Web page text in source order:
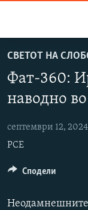
на
содржината
Оди
главната
на
СВЕТ
ВИЗУЕЛНО
ВЕСТИ
ШТО ТРЕБА ДА
ПРИЈАВИ СЕ ЗА
СВЕТОТ НА
Фат-360:
наводно
септември 12, 2024
РСЕ
Неодамнешните
Сподели